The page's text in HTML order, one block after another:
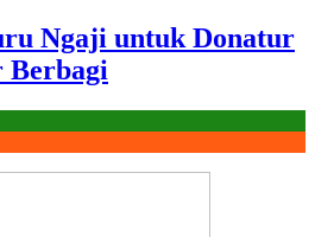
Ngaji untuk Donatur
Berbagi